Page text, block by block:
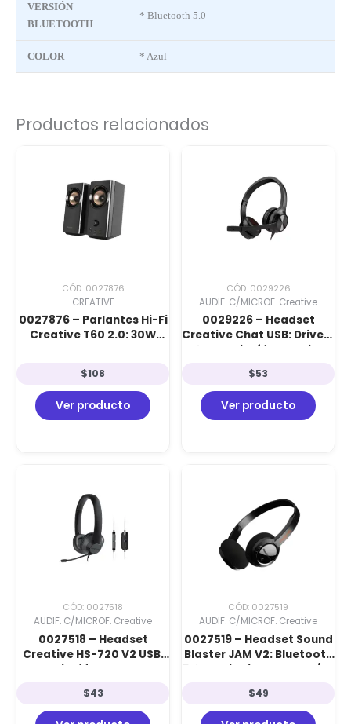
VERSIÓN
BLUETOOTH
* Bluetooth 5.0
COLOR * Azul
Productos relacionados
CÓD: 0027876
CREATIVE
0027876 – Parlantes Hi-Fi
Creative T60 2.0: 30W
Bluetooth 5.0 Black
$108
Ver producto
CÓD: 0029226
AUDIF. C/MICROF. Creative
0029226 – Headset
Creative Chat USB: Drivers
40mm, Micrófono Noise-
Adaptador y
SmartComms Black
$53
Ver producto
CÓD: 0027518
AUDIF. C/MICROF. Creative
0027518 – Headset
Creative HS-720 V2 USB:
Micrófono con
Tono Lateral y Control
Directo Black
$43
CÓD: 0027519
AUDIF. C/MICROF. Creative
0027519 – Headset Sound
Blaster JAM V2: Bluetooth
5.0 Multipoint, aptX HD/LL,
84g Black
$49